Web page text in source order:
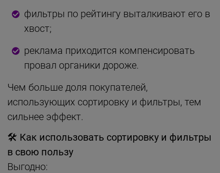
фильтры по рейтингу выталкивают его в
хвост;
реклама приходится компенсировать
провал органики дороже.
Чем больше доля покупателей,
использующих сортировку и фильтры, тем
сильнее эффект.
🛠 Как использовать сортировку и фильтры
в свою пользу
Выгодно: